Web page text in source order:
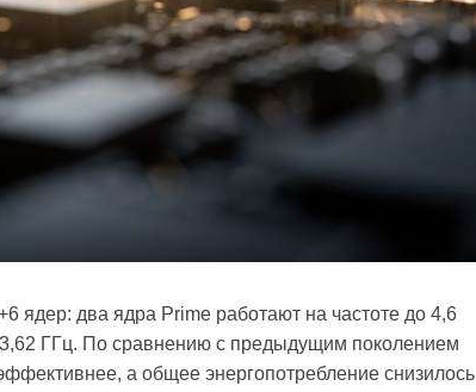
ядер: два ядра Prime работают на частоте до 4,6
ГГц. По сравнению с предыдущим поколением
а общее энергопотребление снизилось